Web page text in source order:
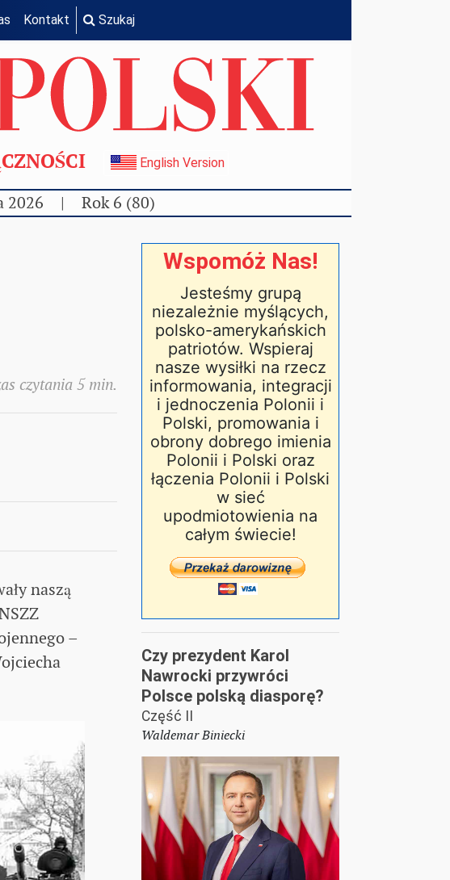
Kontakt Szukaj
English Version
2026 | Rok 6 (80)
czytania 5 min.
naszą
–
Wspomóż Nas!
Jesteśmy grupą
niezależnie myślących,
polsko-amerykańskich
patriotów. Wspieraj
nasze wysiłki na rzecz
informowania, integracji
i jednoczenia Polonii i
Polski, promowania i
obrony dobrego imienia
Polonii i Polski oraz
łączenia Polonii i Polski
w sieć
upodmiotowienia na
całym świecie!
Czy prezydent Karol
Nawrocki przywróci
Polsce polską diasporę?
Część II
Waldemar Biniecki